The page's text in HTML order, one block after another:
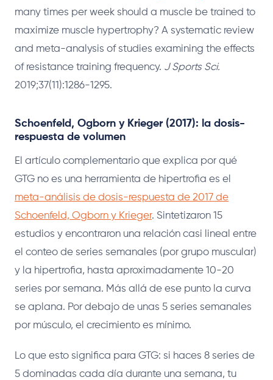
many times per week should a muscle be trained to
maximize muscle hypertrophy? A systematic review
and meta-analysis of studies examining the effects
of resistance training frequency. J Sports Sci.
2019;37(11):1286-1295.
Schoenfeld, Ogborn y Krieger (2017): la dosis-
respuesta de volumen
El artículo complementario que explica por qué
GTG no es una herramienta de hipertrofia es el
meta-análisis de dosis-respuesta de 2017 de
Schoenfeld, Ogborn y Krieger. Sintetizaron 15
estudios y encontraron una relación casi lineal entre
el conteo de series semanales (por grupo muscular)
y la hipertrofia, hasta aproximadamente 10-20
series por semana. Más allá de ese punto la curva
se aplana. Por debajo de unas 5 series semanales
por músculo, el crecimiento es mínimo.
Lo que esto significa para GTG: si haces 8 series de
5 dominadas cada día durante una semana, tu